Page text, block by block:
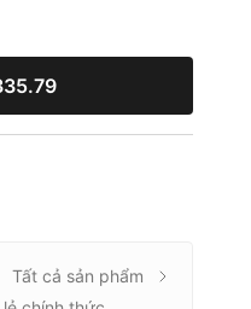
Tất cả sản phẩm